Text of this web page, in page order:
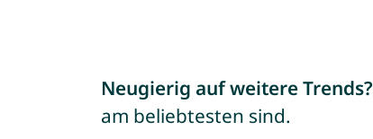
Neugierig auf weitere Trends?
am beliebtesten sind.